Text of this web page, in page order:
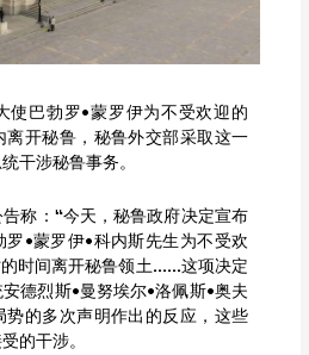
使巴勃罗•蒙罗伊为不受欢迎的
离开秘鲁，秘鲁外交部采取这一
干涉秘鲁事务。
称：“今天，秘鲁政府决定宣布
•蒙罗伊•科内斯先生为不受欢
时间离开秘鲁领土……这项决定
德烈斯•曼努埃尔•洛佩斯•奥夫
势的多次声明作出的反应，这些
的干涉。